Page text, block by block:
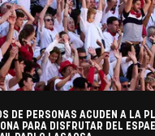
DE PERSONAS ACUDEN A LA
PARA DISFRUTAR DEL